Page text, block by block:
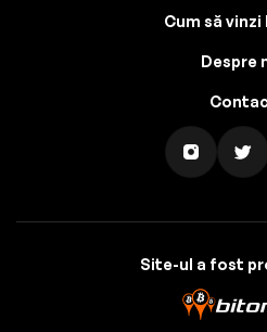
Cum să
Despre
Site-ul a fost